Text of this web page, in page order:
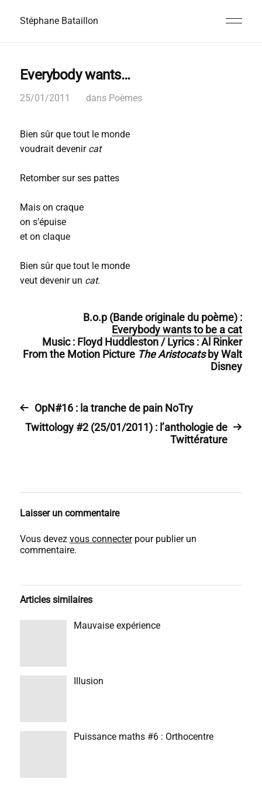
Stéphane Bataillon
Everybody wants…
25/01/2011 dans Poèmes
Bien sûr que tout le monde
voudrait devenir cat
Retomber sur ses pattes
Mais on craque
on s’épuise
et on claque
Bien sûr que tout le monde
veut devenir un cat.
B.o.p (Bande originale du poème) :
Everybody wants to be a cat
Music : Floyd Huddleston / Lyrics : Al Rinker
From the Motion Picture The Aristocatsby Walt
Disney
OpN#16 : la tranche de pain NoTry
Twittology #2 (25/01/2011) : l’anthologie de
Twittérature
Laisser un commentaire
Vous devez vous connecterpour publier un
commentaire.
Articles similaires
Mauvaise expérience
Illusion
Puissance maths #6 : Orthocentre